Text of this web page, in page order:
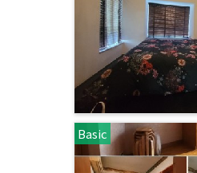
Basic